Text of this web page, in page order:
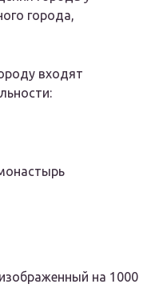
города,
входят
на 1000